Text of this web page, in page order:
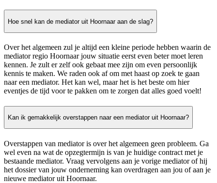
Hoe snel kan de mediator uit Hoornaar aan de slag?
Over het algemeen zul je altijd een kleine periode hebben waarin de
mediator regio Hoornaar jouw situatie eerst even beter moet leren
kennen. Je zult er zelf ook gebaat mee zijn om even persoonlijk
kennis te maken. We raden ook af om met haast op zoek te gaan
naar een mediator. Het kan wel, maar het is het beste om hier
eventjes de tijd voor te pakken om te zorgen dat alles goed voelt!
Kan ik gemakkelijk overstappen naar een mediator uit Hoornaar?
Overstappen van mediator is over het algemeen geen probleem. Ga
wel even na wat de opzegtermijn is van je huidige contract met je
bestaande mediator. Vraag vervolgens aan je vorige mediator of hij
het dossier van jouw onderneming kan overdragen aan jou of aan je
nieuwe mediator uit Hoornaar.